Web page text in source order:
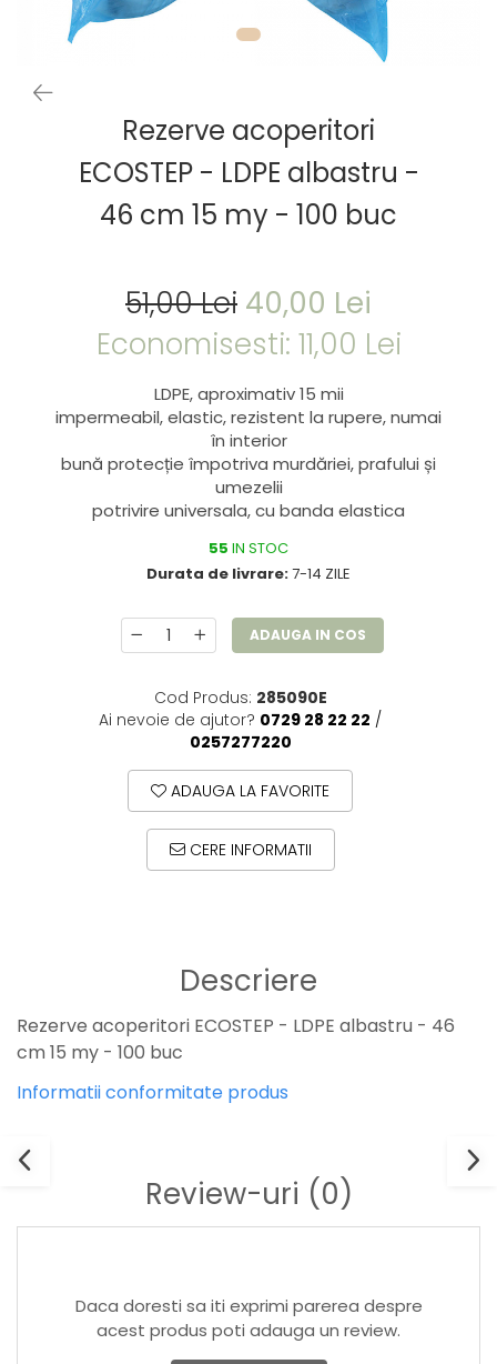
Rezerve acoperitori
ECOSTEP - LDPE albastru -
46 cm 15 my - 100 buc
51,00 Lei 40,00 Lei
Economisesti: 11,00 Lei
LDPE, aproximativ 15 mii
impermeabil, elastic, rezistent la rupere, numai
în interior
bună protecție împotriva murdăriei, prafului și
umezelii
potrivire universala, cu banda elastica
55 IN STOC
Durata de livrare:7-14 ZILE
ADAUGA IN COS
Cod Produs: 285090E
Ai nevoie de ajutor? 0729 28 22 22 /
0257277220
ADAUGA LA FAVORITE
CERE INFORMATII
Descriere
Rezerve acoperitori ECOSTEP - LDPE albastru - 46
cm 15 my - 100 buc
Informatii conformitate produs
Review-uri (0)
Daca doresti sa iti exprimi parerea despre
acest produs poti adauga un review.